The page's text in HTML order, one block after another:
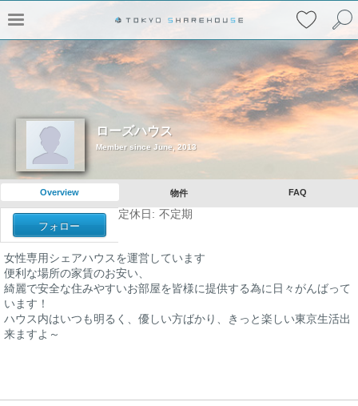
ローズハウス
Member since June, 2013
Overview 物件 FAQ
フォロー
定休日: 不定期
女性専用シェアハウスを運営しています
便利な場所の家賃のお安い、
綺麗で安全な住みやすいお部屋を皆様に提供する為に日々がんばって
います！
ハウス内はいつも明るく、優しい方ばかり、きっと楽しい東京生活出
来ますよ～